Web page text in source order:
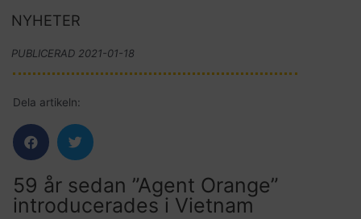
NYHETER
PUBLICERAD 2021-01-18
Dela artikeln:
59 år sedan ”Agent Orange”
introducerades i Vietnam